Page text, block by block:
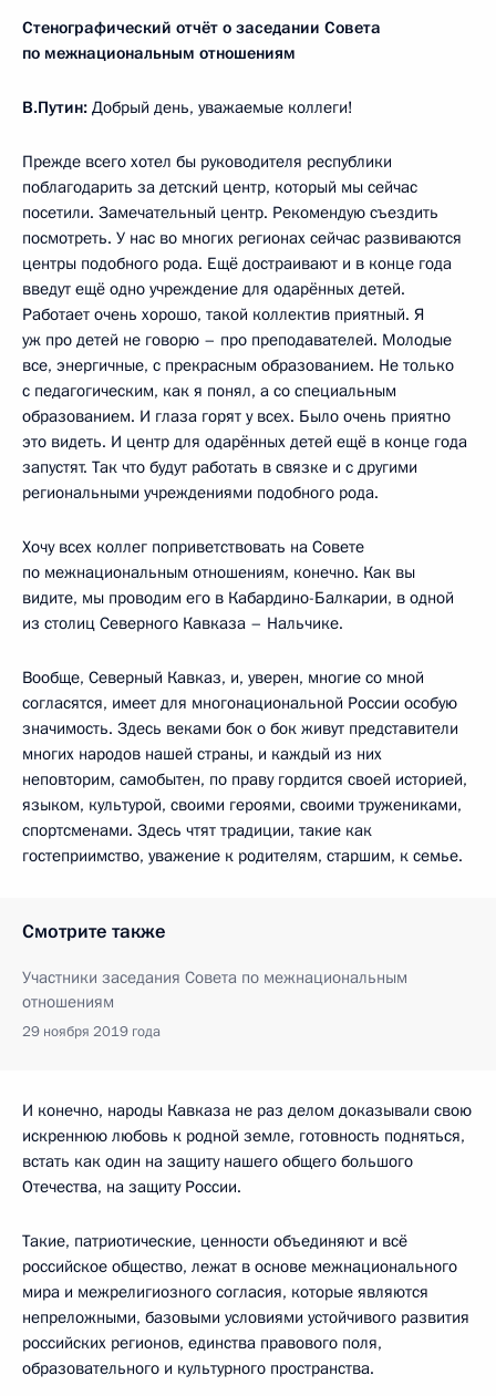
Стенографический отчёт о заседании Совета
по межнациональным отношениям
В.Путин: Добрый день, уважаемые коллеги!
Прежде всего хотел бы руководителя республики
поблагодарить за детский центр, который мы сейчас
посетили. Замечательный центр. Рекомендую съездить
посмотреть. У нас во многих регионах сейчас развиваются
центры подобного рода. Ещё достраивают и в конце года
введут ещё одно учреждение для одарённых детей.
Работает очень хорошо, такой коллектив приятный. Я
уж про детей не говорю – про преподавателей. Молодые
все, энергичные, с прекрасным образованием. Не только
с педагогическим, как я понял, а со специальным
образованием. И глаза горят у всех. Было очень приятно
это видеть. И центр для одарённых детей ещё в конце года
запустят. Так что будут работать в связке и с другими
региональными учреждениями подобного рода.
Хочу всех коллег поприветствовать на Совете
по межнациональным отношениям, конечно. Как вы
видите, мы проводим его в Кабардино-Балкарии, в одной
из столиц Северного Кавказа – Нальчике.
Вообще, Северный Кавказ, и, уверен, многие со мной
согласятся, имеет для многонациональной России особую
значимость. Здесь веками бок о бок живут представители
многих народов нашей страны, и каждый из них
неповторим, самобытен, по праву гордится своей историей,
языком, культурой, своими героями, своими тружениками,
спортсменами. Здесь чтят традиции, такие как
гостеприимство, уважение к родителям, старшим, к семье.
Смотрите также
Участники заседания Совета по межнациональным
отношениям
29 ноября 2019 года
И конечно, народы Кавказа не раз делом доказывали свою
искреннюю любовь к родной земле, готовность подняться,
встать как один на защиту нашего общего большого
Отечества, на защиту России.
Такие, патриотические, ценности объединяют и всё
российское общество, лежат в основе межнационального
мира и межрелигиозного согласия, которые являются
непреложными, базовыми условиями устойчивого развития
российских регионов, единства правового поля,
образовательного и культурного пространства.